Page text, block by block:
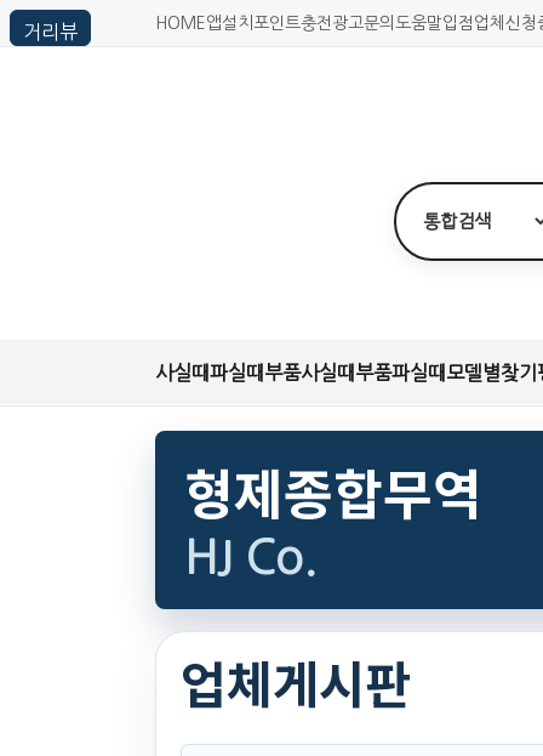
HOME 앱설치 포인트충전 광고문의 도움말입점업체신청
사실때파실때 부품사실때 부품파실때 모델별찾기
형제종합무역
HJ Co.
업체게시판